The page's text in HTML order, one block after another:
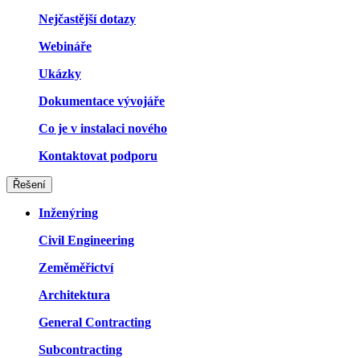
Nejčastější dotazy
Webináře
Ukázky
Dokumentace vývojáře
Co je v instalaci nového
Kontaktovat podporu
Řešení
Inženýring
Civil Engineering
Zeměměřictví
Architektura
General Contracting
Subcontracting